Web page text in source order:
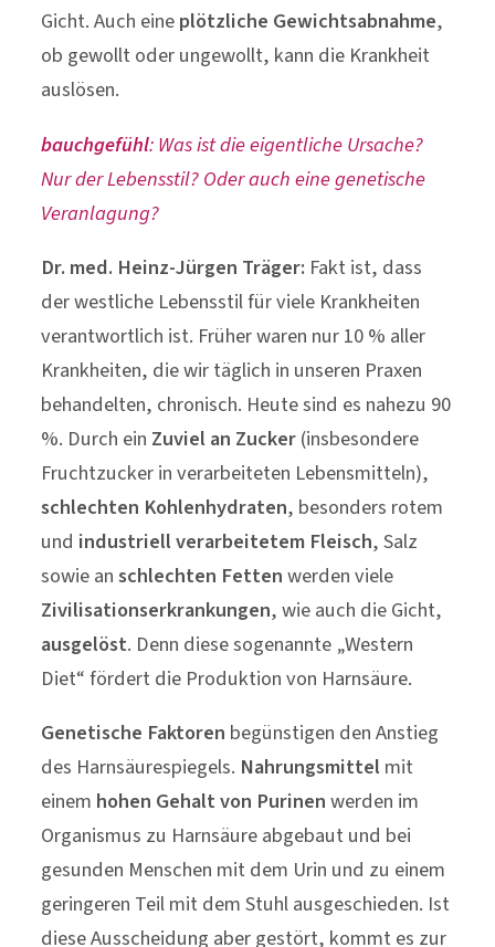
Gicht. Auch eineplötzliche Gewichtsabnahme,
ob gewollt oder ungewollt, kann die Krankheit
auslösen.
bauchgefühl: Was ist die eigentliche Ursache?
Nur der Lebensstil? Oder auch eine genetische
Veranlagung?
Dr. med. Heinz-Jürgen Träger: Fakt ist, dass
der westliche Lebensstil für viele Krankheiten
verantwortlich ist. Früher waren nur 10 % aller
Krankheiten, die wir täglich in unseren Praxen
behandelten, chronisch. Heute sind es nahezu 90
%. Durch ein Zuviel an Zucker(insbesondere
Fruchtzucker in verarbeiteten Lebensmitteln),
schlechten Kohlenhydraten, besonders rotem
und industriellverarbeitetem Fleisch, Salz
sowie anschlechten Fettenwerden viele
Zivilisationserkrankungen, wie auch die Gicht,
ausgelöst. Denn diese sogenannte „Western
Diet“ fördert die Produktion von Harnsäure.
Genetische Faktoren begünstigen den Anstieg
des Harnsäurespiegels. Nahrungsmittelmit
einem hohen Gehalt von Purinenwerden im
Organismus zu Harnsäure abgebaut und bei
gesunden Menschen mit dem Urin und zu einem
geringeren Teil mit dem Stuhl ausgeschieden. Ist
diese Ausscheidung aber gestört, kommt es zur